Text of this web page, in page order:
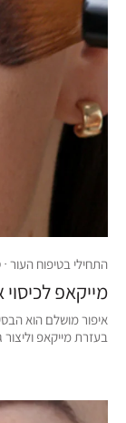
התחילי בטיפוח העור ·
מייקאפ
איפור מושלם הוא
בעזרת מייקאפ וליצור